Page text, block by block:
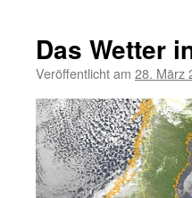
Das Wetter
Veröffentlicht am 28. März